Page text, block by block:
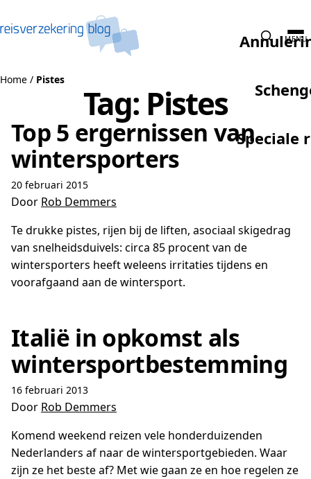
Speciale
MENU
Home / Pistes
Tag: Pistes
Top 5 ergernissen van
wintersporters
20 februari 2015
Door Rob Demmers
Te drukke pistes, rijen bij de liften, asociaal skigedrag
van snelheidsduivels: circa 85 procent van de
wintersporters heeft weleens irritaties tijdens en
voorafgaand aan de wintersport.
Italië in opkomst als
wintersportbestemming
16 februari 2013
Door Rob Demmers
Komend weekend reizen vele honderduizenden
Nederlanders af naar de wintersportgebieden. Waar
zijn ze het beste af? Met wie gaan ze en hoe regelen ze